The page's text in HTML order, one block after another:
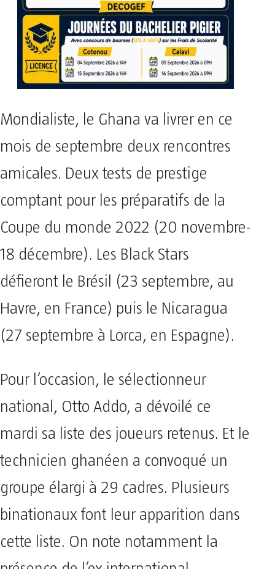
Mondialiste, le Ghana va livrer en ce
mois de septembre deux rencontres
amicales. Deux tests de prestige
comptant pour les préparatifs de la
Coupe du monde 2022 (20 novembre-
18 décembre). Les Black Stars
défieront le Brésil (23 septembre, au
Havre, en France) puis le Nicaragua
(27 septembre à Lorca, en Espagne).
Pour l’occasion, le sélectionneur
national, Otto Addo, a dévoilé ce
mardi sa liste des joueurs retenus. Et le
technicien ghanéen a convoqué un
groupe élargi à 29 cadres. Plusieurs
binationaux font leur apparition dans
cette liste. On note notamment la